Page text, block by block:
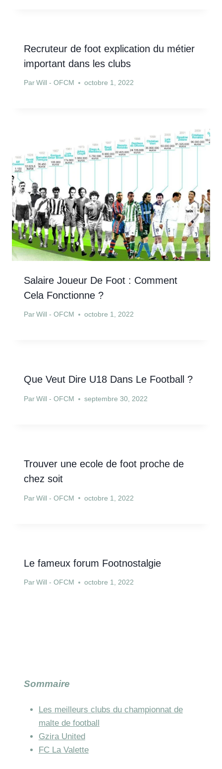
Recruteur de foot explication du métier
important dans les clubs
Par Will - OFCM octobre 1, 2022
Salaire Joueur De Foot : Comment
Cela Fonctionne ?
Par Will - OFCM octobre 1, 2022
Que Veut Dire U18 Dans Le Football ?
Par Will - OFCM septembre 30, 2022
Trouver une ecole de foot proche de
chez soit
Par Will - OFCM octobre 1, 2022
Le fameux forum Footnostalgie
Par Will - OFCM octobre 1, 2022
Sommaire
Les meilleurs clubs du championnat de
malte de football
Gzira United
FC La Valette